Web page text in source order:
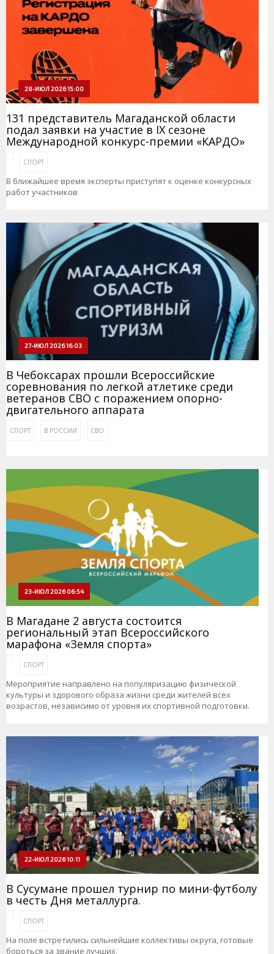
28-ИЮЛ 2026 15:00
131 представитель Магаданской области
подал заявки на участие в IX сезоне
Международной конкурс-премии «КАРДО»
СПОРТ
В ближайшее время эксперты приступят к оценке конкурсных
работ участников
27-ИЮЛ 2026 16:03
В Чебоксарах прошли Всероссийские
соревнования по легкой атлетике среди
ветеранов СВО с поражением опорно-
двигательного аппарата
СПОРТ В РОССИИ СВО
23-ИЮЛ 2026 06:54
В Магадане 2 августа состоится
региональный этап Всероссийского
марафона «Земля спорта»
СПОРТ
Мероприятие направлено на популяризацию физической
культуры и здорового образа жизни среди жителей всех
возрастов, независимо от уровня их спортивной подготовки.
22-ИЮЛ 2026 10:11
В Сусумане прошел турнир по мини-футболу
в честь Дня металлурга.
СПОРТ
На поле встретились сильнейшие коллективы округа, готовые
бороться за звание лучших.